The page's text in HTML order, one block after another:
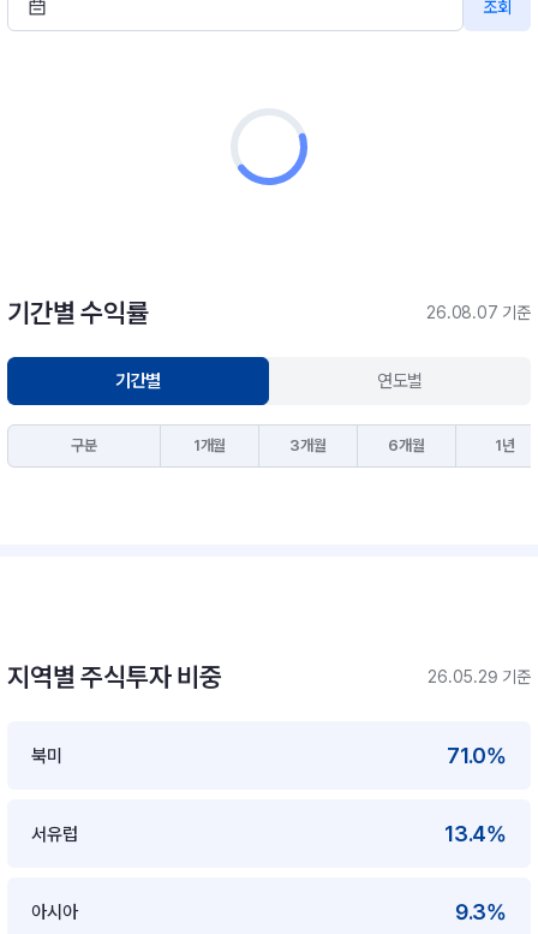
조회
기간별 수익률 26.08.07 기준
기간별 연도별
구분 1개월 3개월 6개월 1년
지역별 주식투자 비중 26.05.29 기준
북미 71.0%
서유럽 13.4%
아시아 9.3%